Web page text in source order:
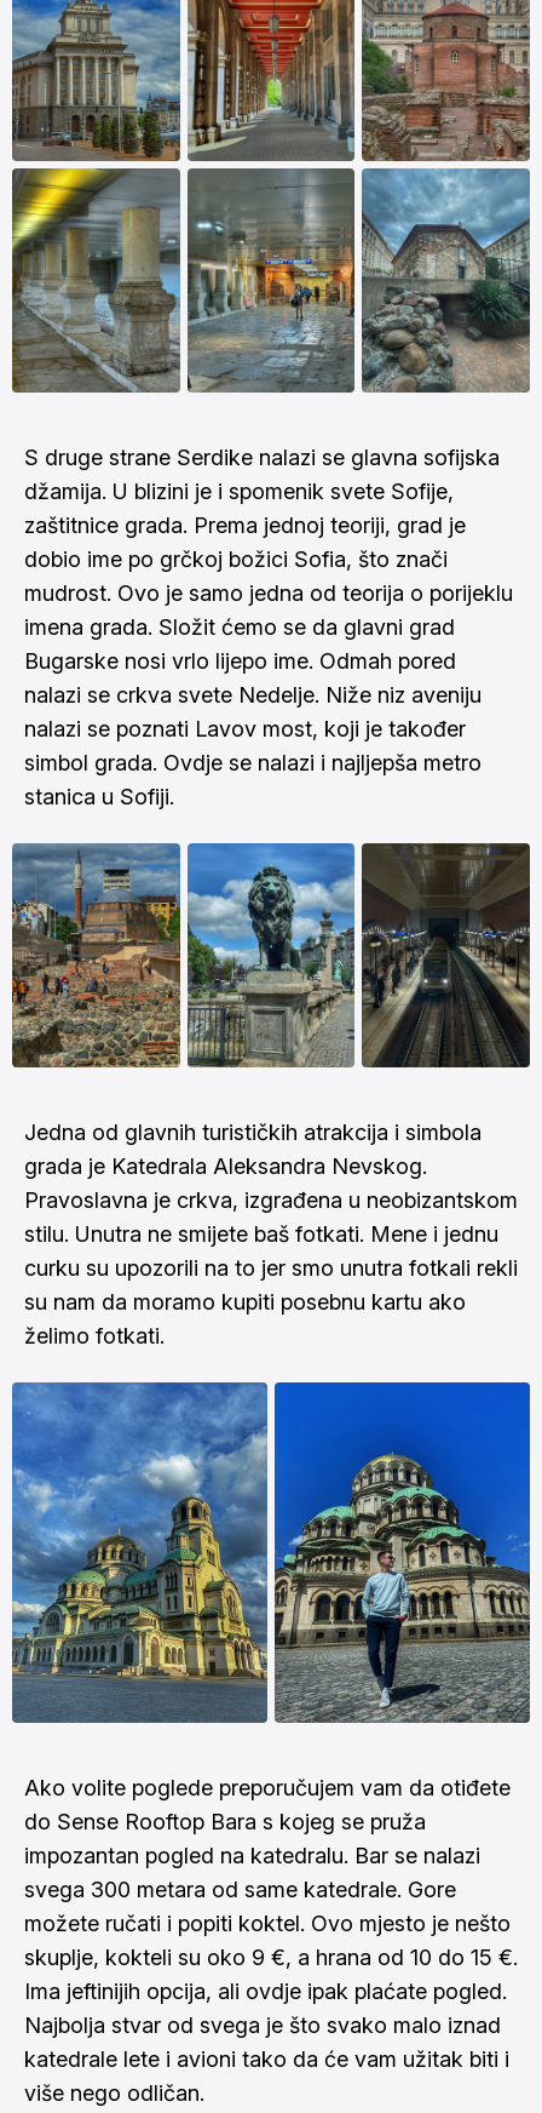
S druge strane Serdike nalazi se glavna sofijska
džamija. U blizini je i spomenik svete Sofije,
zaštitnice grada. Prema jednoj teoriji, grad je
dobio ime po grčkoj božici Sofia, što znači
mudrost. Ovo je samo jedna od teorija o porijeklu
imena grada. Složit ćemo se da glavni grad
Bugarske nosi vrlo lijepo ime. Odmah pored
nalazi se crkva svete Nedelje. Niže niz aveniju
nalazi se poznati Lavov most, koji je također
simbol grada. Ovdje se nalazi i najljepša metro
stanica u Sofiji.
Jedna od glavnih turističkih atrakcija i simbola
grada je Katedrala Aleksandra Nevskog.
Pravoslavna je crkva, izgrađena u neobizantskom
stilu. Unutra ne smijete baš fotkati. Mene i jednu
curku su upozorili na to jer smo unutra fotkali rekli
su nam da moramo kupiti posebnu kartu ako
želimo fotkati.
Ako volite poglede preporučujem vam da otiđete
do Sense Rooftop Bara s kojeg se pruža
impozantan pogled na katedralu. Bar se nalazi
svega 300 metara od same katedrale. Gore
možete ručati i popiti koktel. Ovo mjesto je nešto
skuplje, kokteli su oko 9 €, a hrana od 10 do 15 €.
Ima jeftinijih opcija, ali ovdje ipak plaćate pogled.
Najbolja stvar od svega je što svako malo iznad
katedrale lete i avioni tako da će vam užitak biti i
više nego odličan.